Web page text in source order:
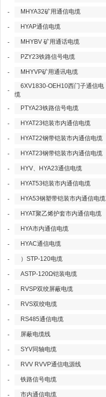
- MHYA32矿用通信电缆
- HYAP通信电缆
- MHYBV 矿用通话电缆
- PZY23铁路信号电缆
- MHYVP矿用通讯电缆
-
6XV1830-OEH10西门子通信电
缆
-
PTYA23铁路信号电缆
- HYAT23铠装市内通信电缆
- HYAT22钢带铠装市内通信电缆
- HYAT23钢带铠装市内通信电缆
- HYV、HYA23通信电缆
- HYAT53铠装市内通信电缆
- HYA53钢塑带铠装市内通信电缆
- HYAT聚乙烯护套市内通信电缆
- HYA市内通信电缆
- HYAC通信电缆
- ）STP-120电缆
- ASTP-120Ω铠装电缆
- RVSP双绞屏蔽电缆
- RVS双绞电缆
- RS485通信电缆
- 屏蔽电缆线
- SYV同轴电缆
- RVV RVVP通信电源线
- 铁路信号电缆
- 市内通信电缆